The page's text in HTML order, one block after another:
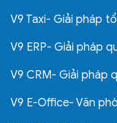
V9 Taxi- Giải pháp
V9 ERP- Giải pháp
V9 CRM- Giải pháp
V9 E-Office- Văn